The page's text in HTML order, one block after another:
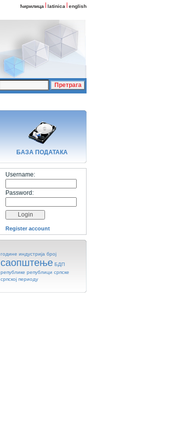
ћирилица latinica english
БАЗA ПОДАТАКА
Username:
Password:
Register account
године индустрија број
саопштење БДП
републике републици српске
српској периоду